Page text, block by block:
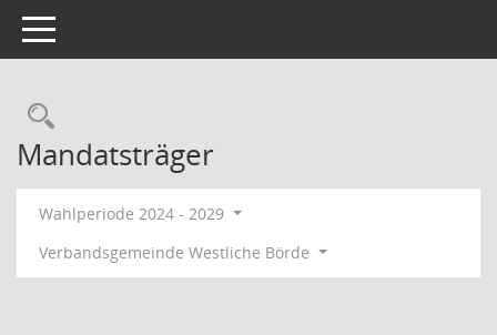
Toggle navigation
Rechercheauswahl
Mandatsträger
Wahlperiode 2024 - 2029
Verbandsgemeinde Westliche Börde